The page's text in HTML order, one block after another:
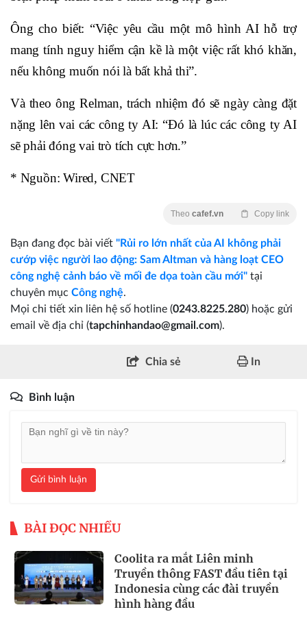
Ông cho biết: “Việc yêu cầu một mô hình AI hỗ trợ
mang tính nguy hiểm cận kề là một việc rất khó khăn,
nếu không muốn nói là bất khả thi”.
Và theo ông Relman, trách nhiệm đó sẽ ngày càng đặt
nặng lên vai các công ty AI: “Đó là lúc các công ty AI
sẽ phải đóng vai trò tích cực hơn.”
* Nguồn: Wired, CNET
Theo cafef.vn Copy link
Bạn đang đọc bài viết "Rủi ro lớn nhất của AI không phải
cướp việc người lao động: Sam Altman và hàng loạt CEO
công nghệ cảnh báo về mối đe dọa toàn cầu mới" tại
chuyên mục Công nghệ.
Mọi chi tiết xin liên hệ số hotline (0243.8225.280) hoặc gửi
email về địa chỉ (tapchinhandao@gmail.com).
Chia sẻ In
Bình luận
Gửi bình luận
BÀI ĐỌC NHIỀU
Coolita ra mắt Liên minh
Truyền thông FAST đầu tiên tại
Indonesia cùng các đài truyền
hình hàng đầu